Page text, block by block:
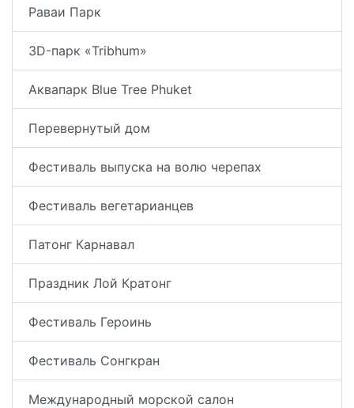
Раваи Парк
3D-парк «Tribhum»
Аквапарк Blue Tree Phuket
Перевернутый дом
Фестиваль выпуска на волю черепах
Фестиваль вегетарианцев
Патонг Карнавал
Праздник Лой Кратонг
Фестиваль Героинь
Фестиваль Сонгкран
Международный морской салон